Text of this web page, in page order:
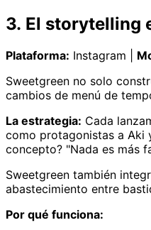
3. El storytelling
Plataforma: Instagram |
Sweetgreen no solo
cambios de menú de
La estrategia: Cada
como protagonistas a Aki
concepto? "Nada es más
Sweetgreen también
abastecimiento entre
Por qué funciona: